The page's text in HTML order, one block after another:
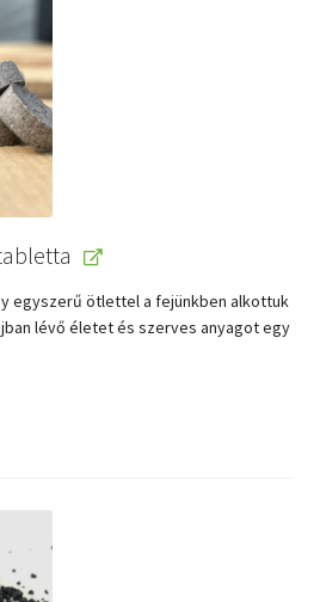
egyszerű ötlettel a fejünkben alkottuk
lévő életet és szerves anyagot egy